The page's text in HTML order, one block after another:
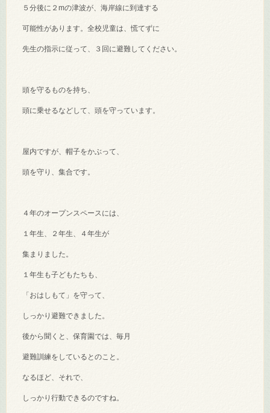
５分後に２mの津波が、海岸線に到達する
可能性があります。全校児童は、慌てずに
先生の指示に従って、３回に避難してください。
頭を守るものを持ち、
頭に乗せるなどして、頭を守っています。
屋内ですが、帽子をかぶって、
頭を守り、集合です。
４年のオープンスペースには、
１年生、２年生、４年生が
集まりました。
１年生も子どもたちも、
「おはしもて」を守って、
しっかり避難できました。
後から聞くと、保育園では、毎月
避難訓練をしているとのこと。
なるほど、それで、
しっかり行動できるのですね。